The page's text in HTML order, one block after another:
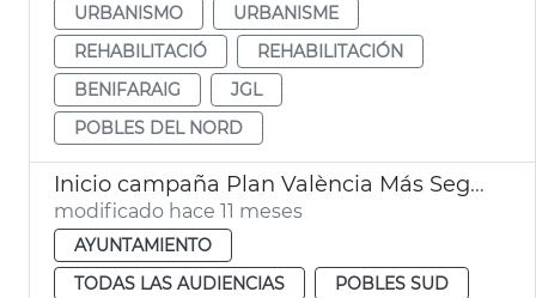
URBANISMO
URBANISME
REHABILITACIÓ
REHABILITACIÓN
BENIFARAIG
JGL
POBLES DEL NORD
Inicio campaña Plan València Más Segura en pedanías
modificado hace 11 meses
AYUNTAMIENTO
TODAS LAS AUDIENCIAS
POBLES SUD